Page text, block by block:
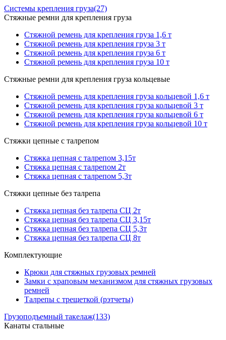
Системы крепления груза(27)
Стяжные ремни для крепления груза
Стяжной ремень для крепления груза 1,6 т
Стяжной ремень для крепления груза 3 т
Стяжной ремень для крепления груза 6 т
Стяжной ремень для крепления груза 10 т
Стяжные ремни для крепления груза кольцевые
Стяжной ремень для крепления груза кольцевой 1,6 т
Стяжной ремень для крепления груза кольцевой 3 т
Стяжной ремень для крепления груза кольцевой 6 т
Стяжной ремень для крепления груза кольцевой 10 т
Стяжки цепные с талрепом
Стяжка цепная с талрепом 3,15т
Стяжка цепная с талрепом 2т
Стяжка цепная с талрепом 5,3т
Стяжки цепные без талрепа
Стяжка цепная без талрепа СЦ 2т
Стяжка цепная без талрепа СЦ 3,15т
Стяжка цепная без талрепа СЦ 5,3т
Стяжка цепная без талрепа СЦ 8т
Комплектующие
Крюки для стяжных грузовых ремней
Замки с храповым механизмом для стяжных грузовых
ремней
Талрепы с трещеткой (рэтчеты)
Грузоподъемный такелаж(133)
Канаты стальные